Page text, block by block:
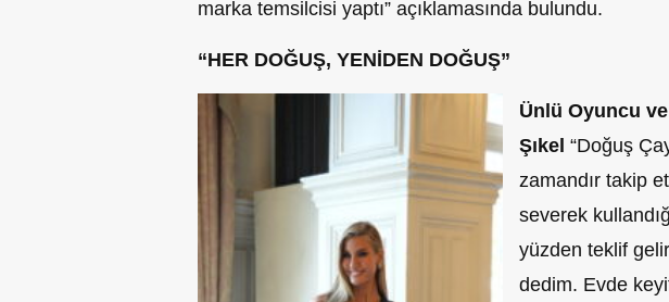
marka temsilcisi yaptı” açıklamasında bulundu.
“HER DOĞUŞ, YENİDEN DOĞUŞ”
Ünlü Oyuncu
Şıkel “Doğuş
zamandır takip
severek
yüzden teklif
dedim. Evde